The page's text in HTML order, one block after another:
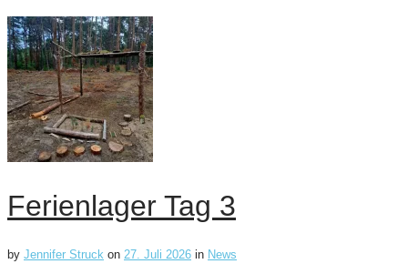
Ferienlager Tag 3
by Jennifer Struck on 27. Juli 2026 in News